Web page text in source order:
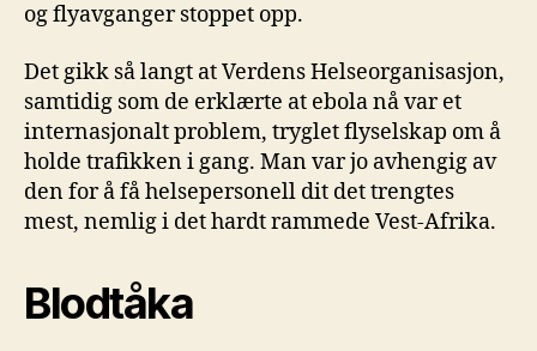
og flyavganger stoppet opp.
Det gikk så langt at Verdens Helseorganisasjon,
samtidig som de erklærte at ebola nå var et
internasjonalt problem, tryglet flyselskap om å
holde trafikken i gang. Man var jo avhengig av
den for å få helsepersonell dit det trengtes
mest, nemlig i det hardt rammede Vest-Afrika.
Blodtåka